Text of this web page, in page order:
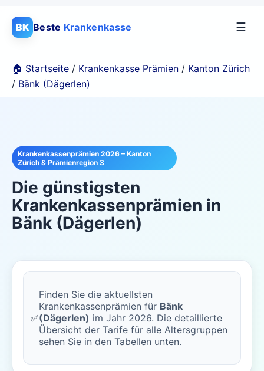
BK Beste Krankenkasse ☰
🏠 Startseite / Krankenkasse Prämien / Kanton Zürich
/ Bänk (Dägerlen)
Krankenkassenprämien 2026 – Kanton
Zürich & Prämienregion 3
Die günstigsten
Krankenkassenprämien in
Bänk (Dägerlen)
✅
Finden Sie die aktuellsten
Krankenkassenprämien für Bänk
(Dägerlen) im Jahr 2026. Die detaillierte
Übersicht der Tarife für alle Altersgruppen
sehen Sie in den Tabellen unten.